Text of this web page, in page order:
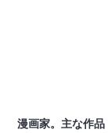
漫画家。主な作